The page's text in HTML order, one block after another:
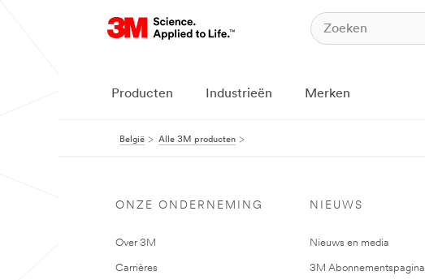
Producten Industrieën Merken
België Alle 3M producten
ONZE ONDERNEMING
Over 3M
Carrières
NIEUWS
Nieuws en media
3M Abonnementspagina